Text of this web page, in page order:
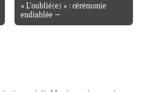
« L’oublié(e) » : cérémonie
endiablée →